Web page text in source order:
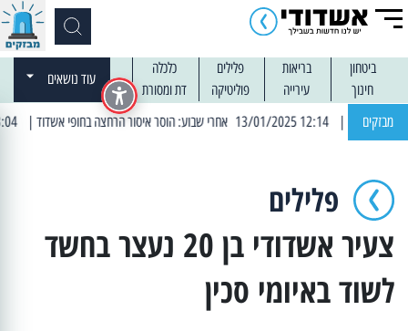
ביטחון בריאות פלילים
כלכלה
חינוך
עירייה פוליטיקה דת ומסורת
עוד נושאים
מבזקים | 13:04 14/01/2025 עובדים בלילות: עבודות קרצוף וריבוד אספלט
פלילים
צעיר אשדודי בן 20 נעצר בחשד
לשוד באיומי סכין